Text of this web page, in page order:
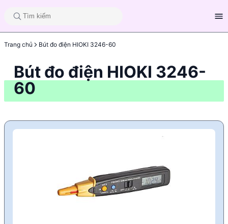
Trang chủ Bút đo điện HIOKI 3246-60
Bút đo điện HIOKI 3246-
60